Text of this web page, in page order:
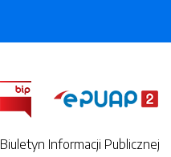
Biuletyn Informacji Publicznej